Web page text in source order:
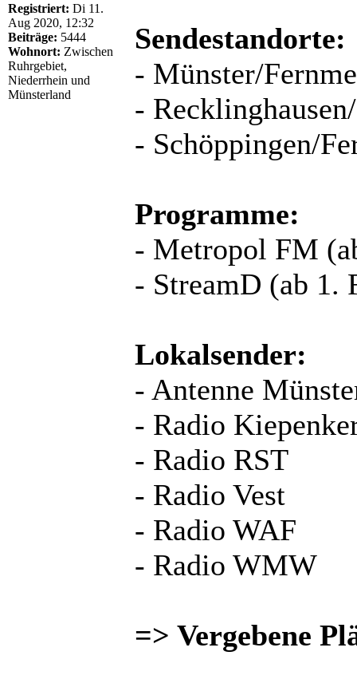
Registriert: Di 11.
Aug 2020, 12:32
Beiträge: 5444
Wohnort: Zwischen
Ruhrgebiet,
Niederrhein und
Münsterland
Sendestandorte:
- Münster/
-
- Schöppingen/
Programme:
- Metropol FM
- StreamD (ab 1.
Lokalsender:
- Antenne
- Radio
- Radio RST
- Radio Vest
- Radio WAF
- Radio WMW
=> Vergebene